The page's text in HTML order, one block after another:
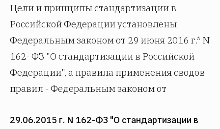
Цели и принципы стандартизации в
Российской Федерации установлены
Федеральным законом от 29 июня 2016 г.* N
162- ФЗ "О стандартизации в Российской
Федерации", а правила применения сводов
правил - Федеральным законом от
29.06.2015 г. N 162-ФЗ "О стандартизации в